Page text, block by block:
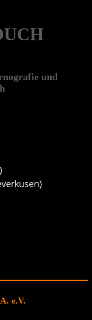
und
e.V.